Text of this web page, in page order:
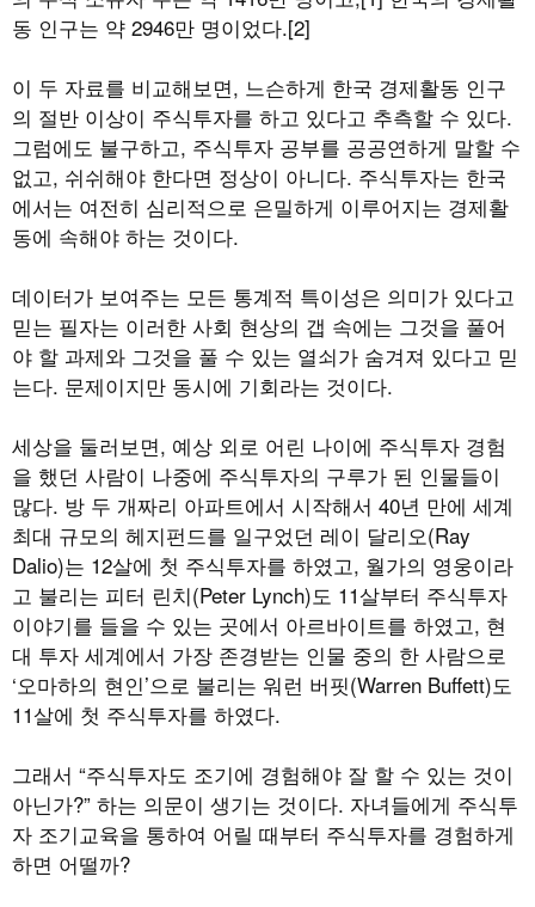
동 인구는 약 2946만 명이었다.[2]
이 두 자료를 비교해보면, 느슨하게 한국 경제활동 인구
의 절반 이상이 주식투자를 하고 있다고 추측할 수 있다.
그럼에도 불구하고, 주식투자 공부를 공공연하게 말할 수
없고, 쉬쉬해야 한다면 정상이 아니다. 주식투자는 한국
에서는 여전히 심리적으로 은밀하게 이루어지는 경제활
동에 속해야 하는 것이다.
데이터가 보여주는 모든 통계적 특이성은 의미가 있다고
믿는 필자는 이러한 사회 현상의 갭 속에는 그것을 풀어
야 할 과제와 그것을 풀 수 있는 열쇠가 숨겨져 있다고 믿
는다. 문제이지만 동시에 기회라는 것이다.
세상을 둘러보면, 예상 외로 어린 나이에 주식투자 경험
을 했던 사람이 나중에 주식투자의 구루가 된 인물들이
많다. 방 두 개짜리 아파트에서 시작해서 40년 만에 세계
최대 규모의 헤지펀드를 일구었던 레이 달리오(Ray
Dalio)는 12살에 첫 주식투자를 하였고, 월가의 영웅이라
고 불리는 피터 린치(Peter Lynch)도 11살부터 주식투자
이야기를 들을 수 있는 곳에서 아르바이트를 하였고, 현
대 투자 세계에서 가장 존경받는 인물 중의 한 사람으로
‘오마하의 현인’으로 불리는 워런 버핏(Warren Buffett)도
11살에 첫 주식투자를 하였다.
그래서 “주식투자도 조기에 경험해야 잘 할 수 있는 것이
아닌가?” 하는 의문이 생기는 것이다. 자녀들에게 주식투
자 조기교육을 통하여 어릴 때부터 주식투자를 경험하게
하면 어떨까?